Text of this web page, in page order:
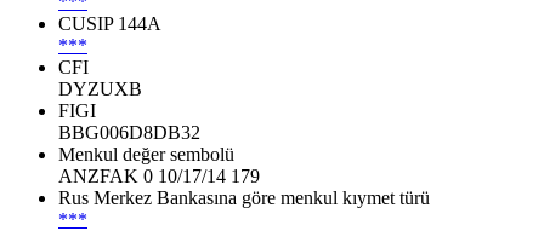
CUSIP 144A
***
CFI
DYZUXB
FIGI
BBG006D8DB32
Menkul değer sembolü
ANZFAK 0 10/17/14 179
Rus Merkez Bankasına göre menkul kıymet türü
***